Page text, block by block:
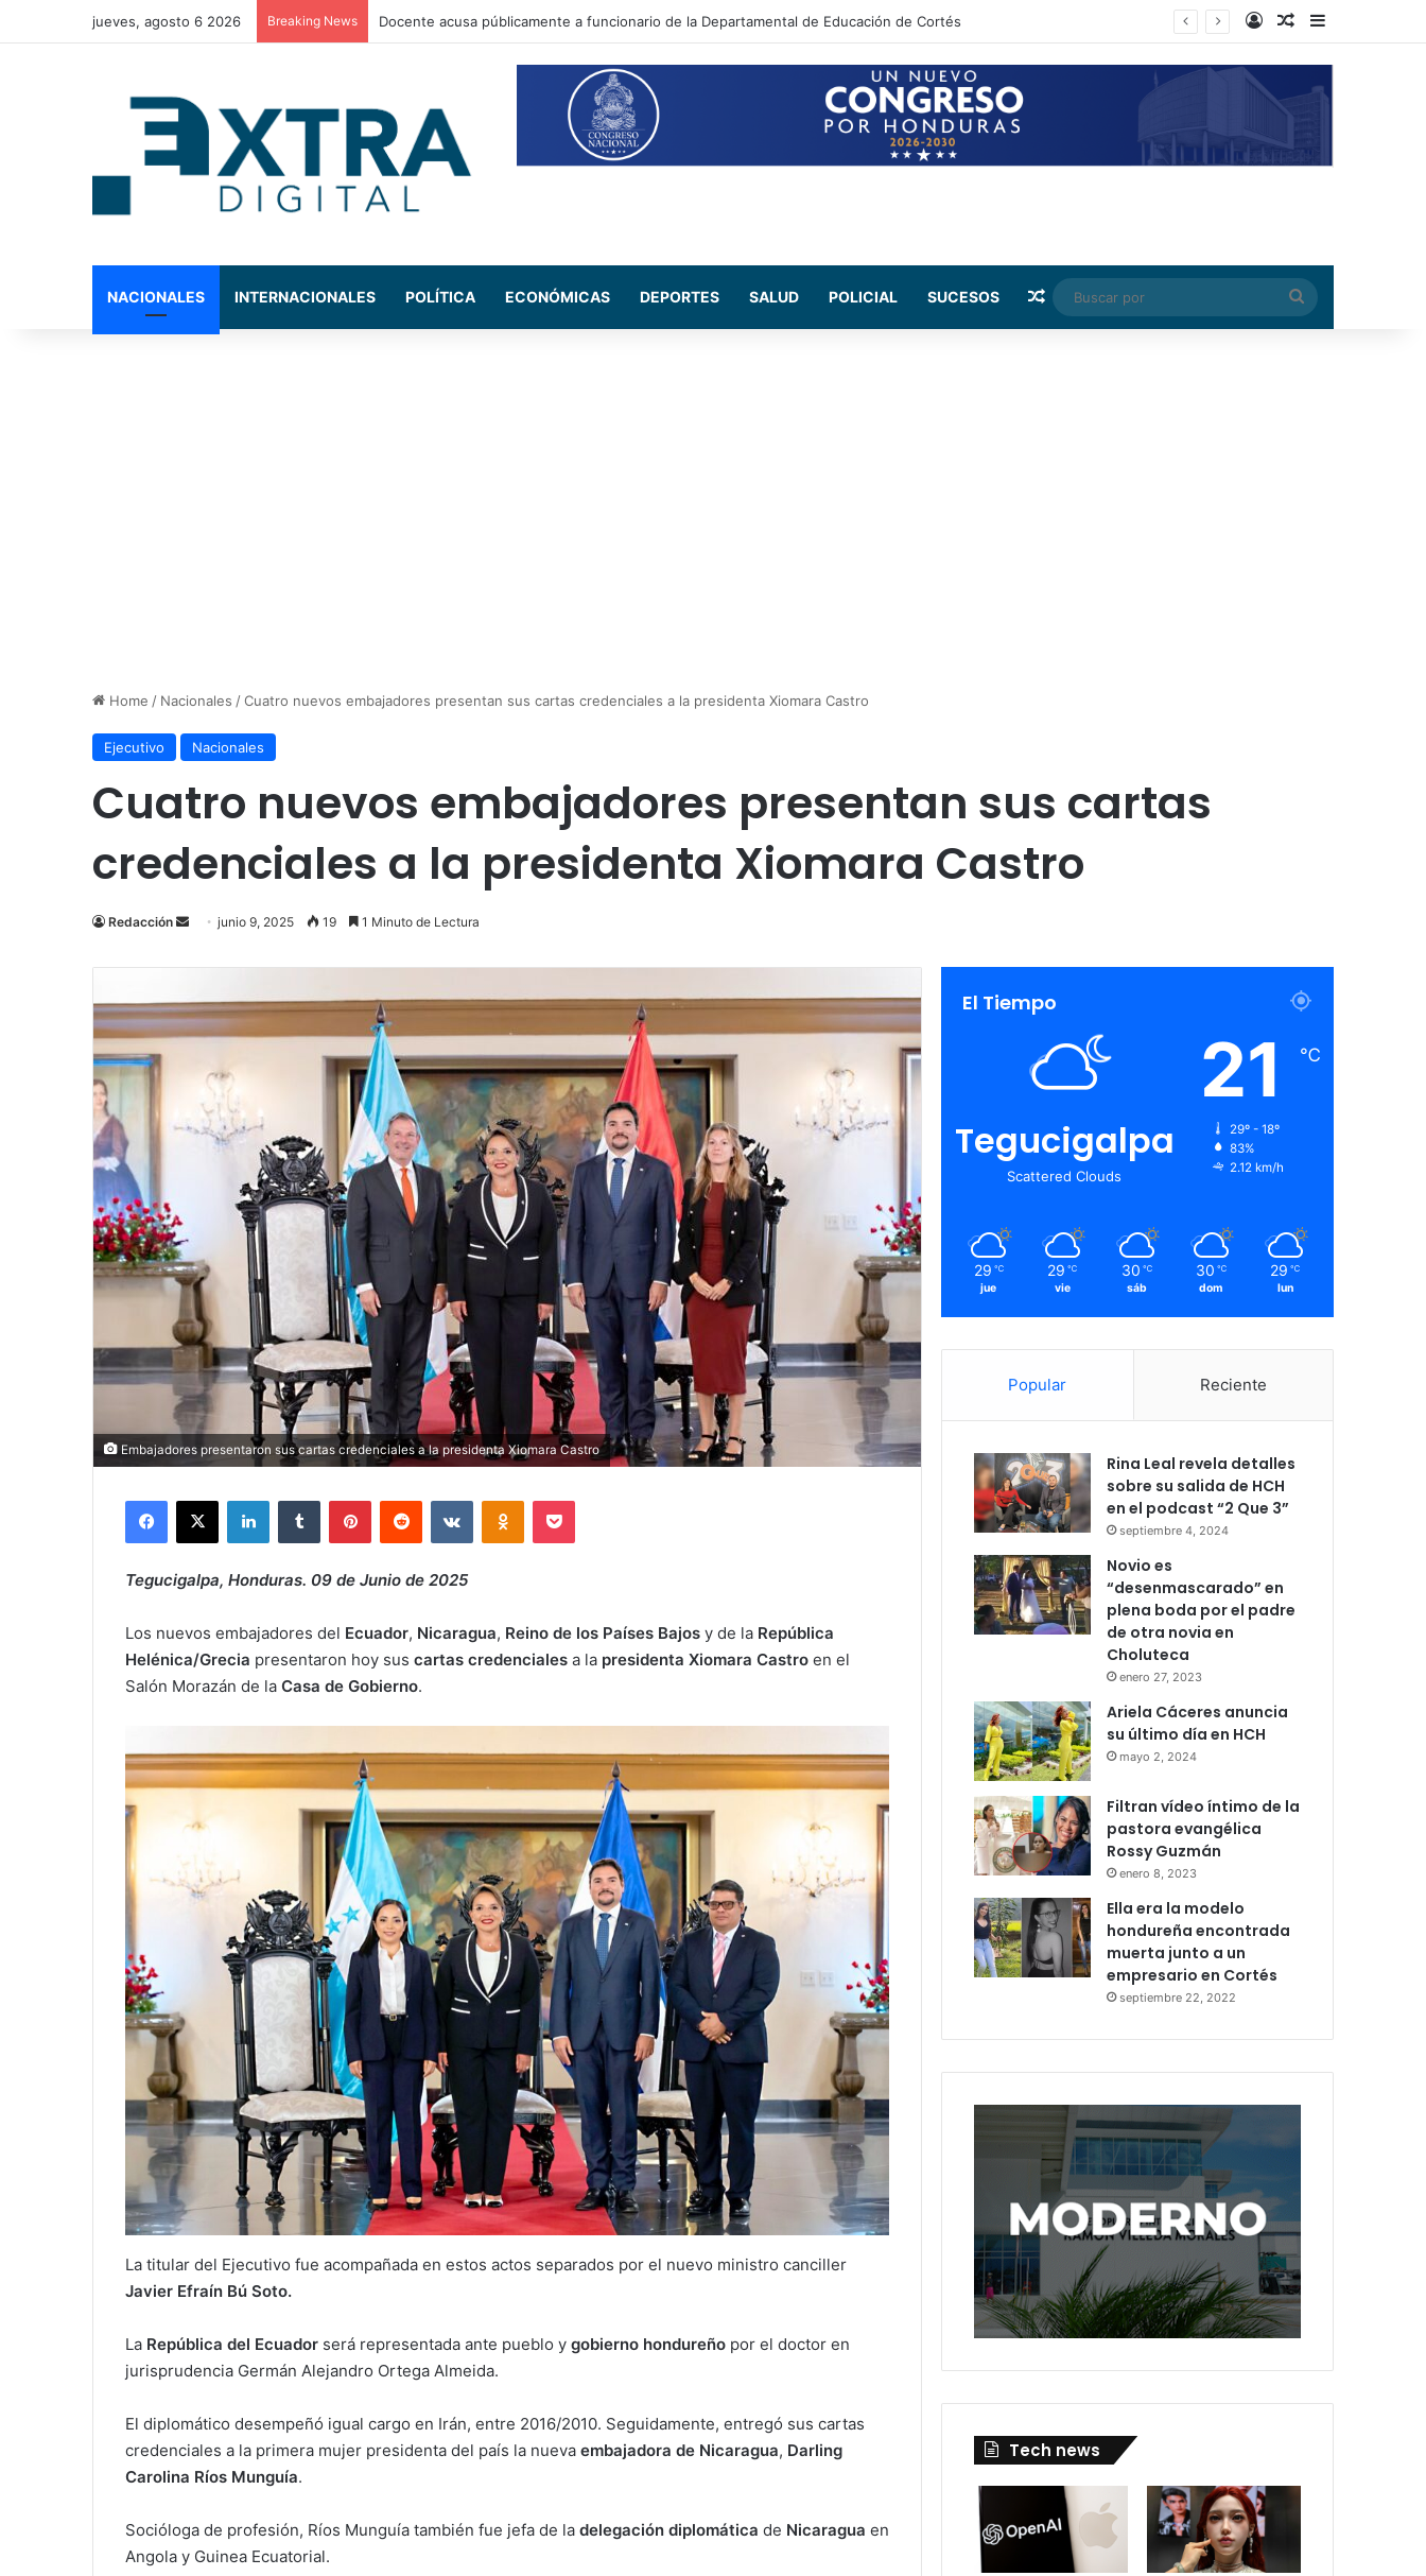
jueves, agosto 6 2026 Breaking News La exdiputada Maribel Espinoza arremete contra el expresidente Juan Orlando Hernández Log InRandom Article
Sidebar
NACIONALES INTERNACIONALES POLÍTICA ECONÓMICAS DEPORTES SALUD POLICIAL SUCESOS Random Article
Buscar
por
Home / Nacionales /Cuatro nuevos embajadores presentan sus cartas credenciales a la presidenta Xiomara Castro
Ejecutivo Nacionales
Cuatro nuevos embajadores presentan sus cartas
credenciales a la presidenta Xiomara Castro
Redacción
Send
email
junio 9, 2025 19 1 Minuto de Lectura
Embajadores presentaron sus cartas credenciales a la presidenta Xiomara Castro
Facebook
X LinkedInTumblr PinterestReddit VKontakteOdnoklassniki
Pocket
Tegucigalpa, Honduras. 09 de Junio de 2025
Los nuevos embajadores del Ecuador, Nicaragua, Reino de los Países Bajos y de la República
Helénica/Grecia presentaron hoy sus cartas credenciales a la presidenta Xiomara Castro en el
Salón Morazán de la Casa de Gobierno.
La titular del Ejecutivo fue acompañada en estos actos separados por el nuevo ministro canciller
Javier Efraín Bú Soto.
La República del Ecuador será representada ante pueblo y gobierno hondureño por el doctor en
jurisprudencia Germán Alejandro Ortega Almeida.
El diplomático desempeñó igual cargo en Irán, entre 2016/2010. Seguidamente, entregó sus cartas
credenciales a la primera mujer presidenta del país la nueva embajadora de Nicaragua, Darling
Carolina Ríos Munguía.
Socióloga de profesión, Ríos Munguía también fue jefa de la delegación diplomática de Nicaragua en
Angola y Guinea Ecuatorial.
El Tiempo
Tegucigalpa
Scattered Clouds
21 ℃
29º - 18º
83%
2.12 km/h
29 ℃
jue
29 ℃
vie
30 ℃
sáb
30 ℃
dom
29 ℃
lun
Popular Reciente
Rina Leal revela detalles
sobre su salida de HCH
en el podcast “2 Que 3”
septiembre 4, 2024
Novio es
“desenmascarado” en
plena boda por el padre
de otra novia en
Choluteca
enero 27, 2023
Ariela Cáceres anuncia
su último día en HCH
mayo 2, 2024
Filtran vídeo íntimo de la
pastora evangélica
Rossy Guzmán
enero 8, 2023
Ella era la modelo
hondureña encontrada
muerta junto a un
empresario en Cortés
septiembre 22, 2022
Tech news